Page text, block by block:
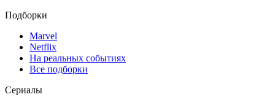
Подборки
Marvel
Netflix
На реальных событиях
Все подборки
Сериалы